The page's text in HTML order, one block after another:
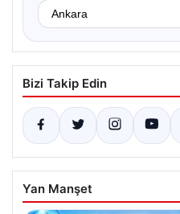
Bizi Takip Edin
Yan Manşet